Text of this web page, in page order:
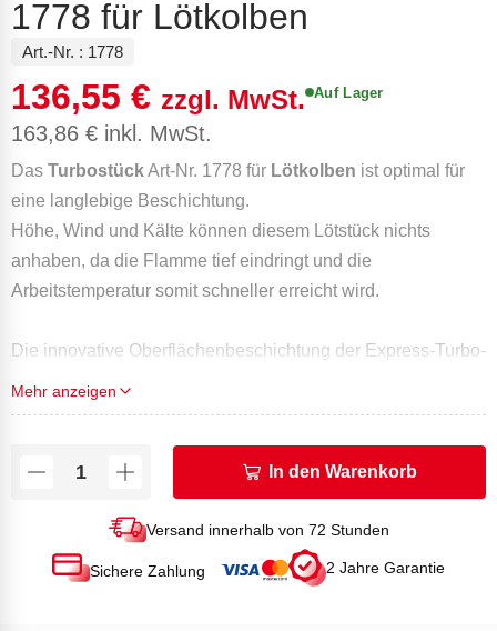
1778 für Lötkolben
Art.-Nr. : 1778
136,55 € zzgl. MwSt.
163,86 € inkl. MwSt.
Auf Lager
Das TurbostückArt-Nr. 1778 für Lötkolben ist optimal für
eine langlebige Beschichtung.
Höhe, Wind und Kälte können diesem Lötstück nichts
anhaben, da die Flamme tief eindringt und die
Arbeitstemperatur somit schneller erreicht wird.
Die innovative Oberflächenbeschichtung der Express-Turbo-
länger als die der üblichen Lötkolbenstücke ist. Diese
der Verwendung:
Nicht abfeilen.
Nicht überhitzen.
Nicht plötzlich in kaltes Wasser tauchen... Dann würde die
Mehr anzeigen
In den Warenkorb
Versand innerhalb von 72 Stunden
Sichere Zahlung 2 Jahre Garantie